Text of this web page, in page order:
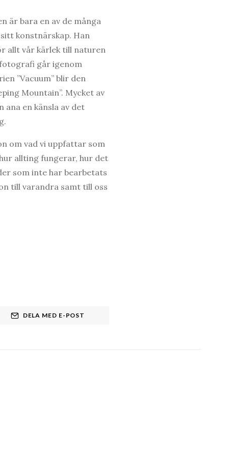
är bara en av de många
konstnärskap. Han
allt vår kärlek till naturen
går igenom
”Vacuum” blir den
Mountain”. Mycket av
en känsla av det
om vad vi uppfattar som
allting fungerar, hur det
som inte har bearbetats
till varandra samt till oss
DELA MED E-POST